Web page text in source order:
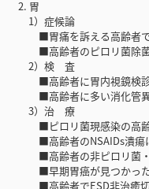
2. 胃
1）症候論
■胃痛を訴える高齢者で
■高齢者のピロリ菌除菌
2）検 査
■高齢者に胃内視鏡検診
■高齢者に多い消化管異
3）治 療
■ピロリ菌現感染の高齢
■高齢者のNSAIDs潰瘍は
■高齢者の非ピロリ菌・
■早期胃癌が見つかった
■高齢者でESD非治癒切